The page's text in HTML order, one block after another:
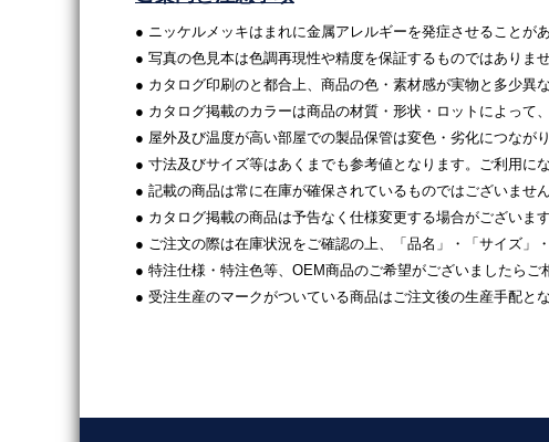
● ニッケルメッキはまれに金属アレルギーを発症させることが
● 写真の色見本は色調再現性や精度を保証するものではありま
● カタログ印刷のと都合上、商品の色・素材感が実物と多少異
● カタログ掲載のカラーは商品の材質・形状・ロットによって
● 屋外及び温度が高い部屋での製品保管は変色・劣化につなが
● 寸法及びサイズ等はあくまでも参考値となります。ご利用に
● 記載の商品は常に在庫が確保されているものではございませ
● カタログ掲載の商品は予告なく仕様変更する場合がございま
● ご注文の際は在庫状況をご確認の上、「品名」・「サイズ」
● 特注仕様・特注色等、OEM商品のご希望がございましたらご
● 受注生産のマークがついている商品はご注文後の生産手配と